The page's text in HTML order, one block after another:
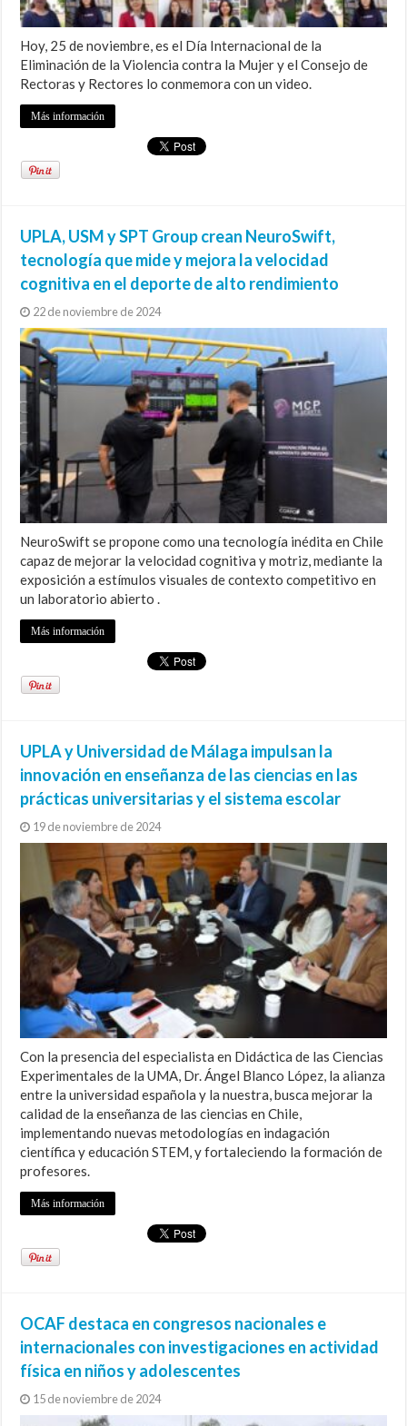
Hoy, 25 de noviembre, es el Día Internacional de la
Eliminación de la Violencia contra la Mujer y el Consejo de
Rectoras y Rectores lo conmemora con un video.
Más información
UPLA, USM y SPT Group crean NeuroSwift,
tecnología que mide y mejora la velocidad
cognitiva en el deporte de alto rendimiento
22 de noviembre de 2024
NeuroSwift se propone como una tecnología inédita en Chile
capaz de mejorar la velocidad cognitiva y motriz, mediante la
exposición a estímulos visuales de contexto competitivo en
un laboratorio abierto .
Más información
UPLA y Universidad de Málaga impulsan la
innovación en enseñanza de las ciencias en las
prácticas universitarias y el sistema escolar
19 de noviembre de 2024
Con la presencia del especialista en Didáctica de las Ciencias
Experimentales de la UMA, Dr. Ángel Blanco López, la alianza
entre la universidad española y la nuestra, busca mejorar la
calidad de la enseñanza de las ciencias en Chile,
implementando nuevas metodologías en indagación
científica y educación STEM, y fortaleciendo la formación de
profesores.
Más información
OCAF destaca en congresos nacionales e
internacionales con investigaciones en actividad
física en niños y adolescentes
15 de noviembre de 2024